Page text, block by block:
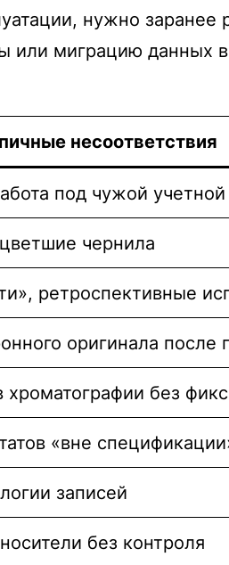
нужно заранее
или миграцию данных
несоответствия
под чужой
чернила
ретроспективные
оригинала после
без
«вне
записей
без контроля